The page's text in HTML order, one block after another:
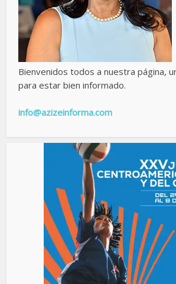
Bienvenidos todos a nuestra página,
para estar bien informado.
info@azizeinforma.com